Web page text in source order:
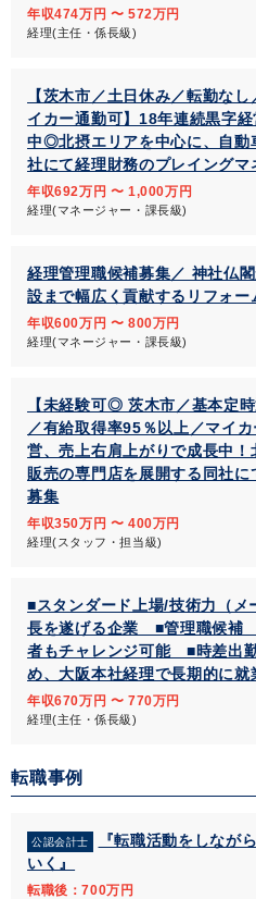
年収474万円 〜 572万円
経理(主任・係長級)
【茨木市／土日休み／転勤な
イカー通勤可】18年連続黒字
中◎北摂エリアを中心に、自動
社にて経理財務のプレイングマ
年収692万円 〜 1,000万円
経理(マネージャー・課長級)
経理管理職候補募集／ 神社仏
設まで幅広く貢献するリフォー
年収600万円 〜 800万円
経理(マネージャー・課長級)
【未経験可◎ 茨木市／基本定
／有給取得率95％以上／マイ
営、売上右肩上がりで成長中
販売の専門店を展開する同社
募集
年収350万円 〜 400万円
経理(スタッフ・担当級)
■スタンダード上場/技術力（メ
長を遂げる企業 ■管理職候補
者もチャレンジ可能 ■時差出
め、大阪本社経理で長期的に就
年収670万円 〜 770万円
経理(主任・係長級)
転職事例
公認会計士
『転職活動をしなが
いく』
転職後：700万円